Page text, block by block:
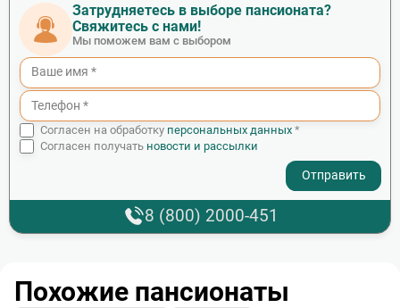
Затрудняетесь в выборе пансионата?
Свяжитесь с нами!
Мы поможем вам с выбором
Согласен на обработку персональных данных *
Согласен получать новости и рассылки
8 (800) 2000-451
Похожие пансионаты